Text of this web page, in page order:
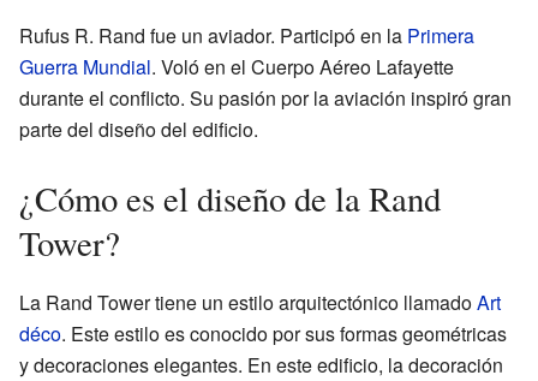
Rufus R. Rand fue un aviador. Participó en la Primera
Guerra Mundial. Voló en el Cuerpo Aéreo Lafayette
durante el conflicto. Su pasión por la aviación inspiró gran
parte del diseño del edificio.
¿Cómo es el diseño de la Rand
Tower?
La Rand Tower tiene un estilo arquitectónico llamadoArt
déco. Este estilo es conocido por sus formas geométricas
y decoraciones elegantes. En este edificio, la decoración